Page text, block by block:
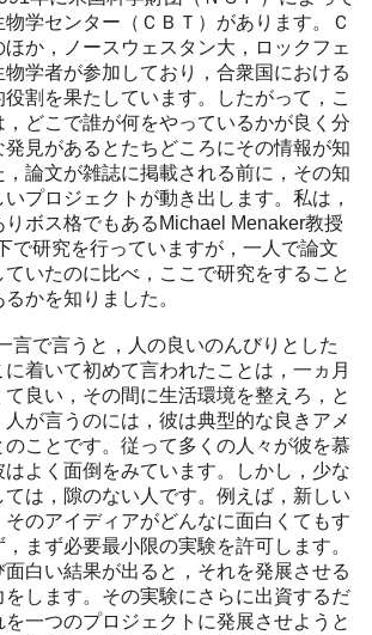
学センター（ＣＢＴ）があります。Ｃ
ほか，ノースウェスタン大，ロックフェ
学者が参加しており，合衆国における
割を果たしています。したがって，こ
どこで誰が何をやっているかが良く分
見があるとたちどころにその情報が知
論文が雑誌に掲載される前に，その知
プロジェクトが動き出します。私は，
りボス格でもあるMichael Menaker教授
で研究を行っていますが，一人で論文
いたのに比べ，ここで研究をすること
かを知りました。
で言うと，人の良いのんびりとした
に着いて初めて言われたことは，一ヵ月
良い，その間に生活環境を整えろ，と
が言うのには，彼は典型的な良きアメ
のことです。従って多くの人々が彼を慕
はよく面倒をみています。しかし，少な
ては，隙のない人です。例えば，新しい
のアイディアがどんなに面白くてもす
まず必要最小限の実験を許可します。
面白い結果が出ると，それを発展させる
をします。その実験にさらに出資するだ
一つのプロジェクトに発展させようと